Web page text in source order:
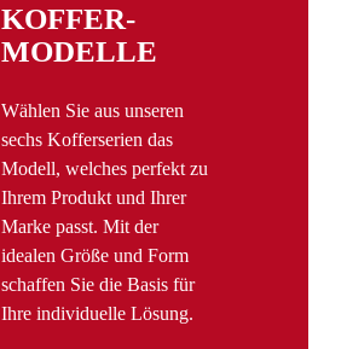
KOFFER­
MODELLE
Wählen Sie aus unseren
sechs Kofferserien das
Modell, welches perfekt zu
Ihrem Produkt und Ihrer
Marke passt. Mit der
idealen Größe und Form
schaffen Sie die Basis für
Ihre individuelle Lösung.